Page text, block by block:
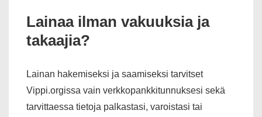
Lainaa ilman vakuuksia ja
takaajia?
Lainan hakemiseksi ja saamiseksi tarvitset
Vippi.orgissa vain verkkopankkitunnuksesi sekä
tarvittaessa tietoja palkastasi, varoistasi tai